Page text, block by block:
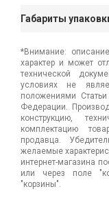
Габариты
*Внимание:
характер и может
технической
условиях не
положениями
Федерации.
конструкцию,
комплектацию
продавца.
желаемые
интернет-магазина
или через поле
"корзины".